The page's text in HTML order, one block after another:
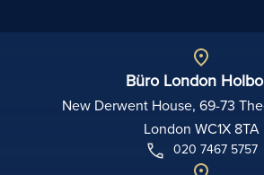
Büro London
New Derwent House, 69-73
London WC1X 8TA
020 7467 5757